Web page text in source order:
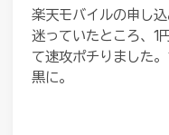
楽天モバイルの申し
迷っていたところ、1
て速攻ポチりました
黒に。